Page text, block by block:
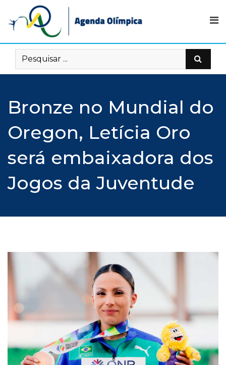
content
Bronze no Mundial do
Oregon, Letícia Oro
será embaixadora dos
Jogos da Juventude